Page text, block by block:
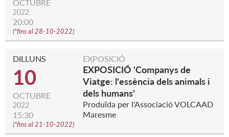
OCTUBRE
2022
20:00
(*fins al 28-10-2022)
DILLUNS
10
OCTUBRE
2022
15:30
(*fins al 21-10-2022)
EXPOSICIÓ
EXPOSICIÓ 'Companys de
Viatge: l'essència dels animals i
dels humans'
Produïda per l'Associació VOLCAAD
Maresme